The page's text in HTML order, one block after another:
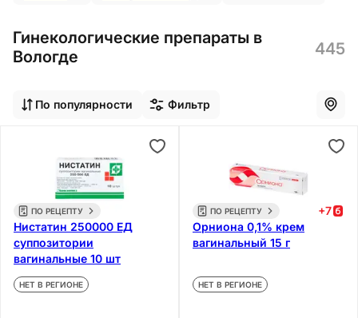
Гинекологические препараты в
Вологде
445
По популярности Фильтр
ПО РЕЦЕПТУ
Нистатин 250000 ЕД
суппозитории
вагинальные 10 шт
НЕТ В РЕГИОНЕ
ПО РЕЦЕПТУ +7
Орниона 0,1% крем
вагинальный 15 г
НЕТ В РЕГИОНЕ